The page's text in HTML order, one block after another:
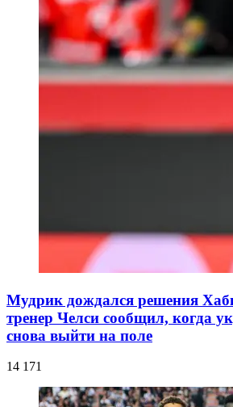
Мудрик дождался решения
тренер Челси сообщил, когда
снова выйти на поле
14 171